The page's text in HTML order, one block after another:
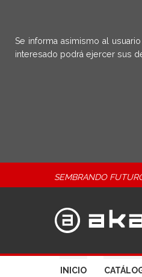
Se informa asimismo al
interesado podrá ejercer sus
SEMBRANDO
INICIO